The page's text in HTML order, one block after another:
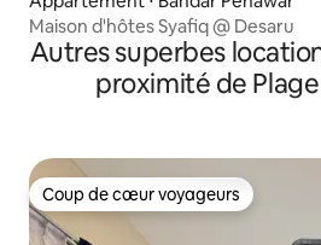
Maison d'hôtes Syafiq @ Desaru
Autres superbes
proximité de
Coup de cœur voyageurs
Coup de cœur voyageurs